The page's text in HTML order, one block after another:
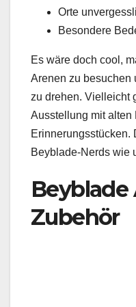
Orte
Besondere
Es wäre doch cool,
Arenen zu besuchen
zu drehen. Vielleicht
Ausstellung mit alten
Erinnerungsstücken.
Beyblade-Nerds wie
Beyblade
Zubehör